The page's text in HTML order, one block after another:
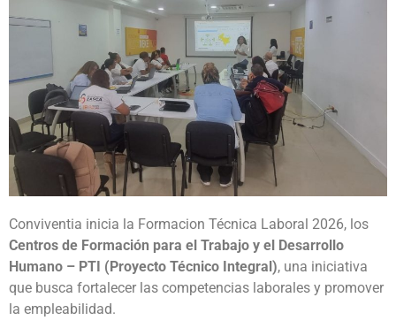
Conviventia inicia la Formacion Técnica Laboral 2026, los
Centros de Formación para el Trabajo y el Desarrollo
Humano – PTI (Proyecto Técnico Integral), una iniciativa
que busca fortalecer las competencias laborales y promover
la empleabilidad.